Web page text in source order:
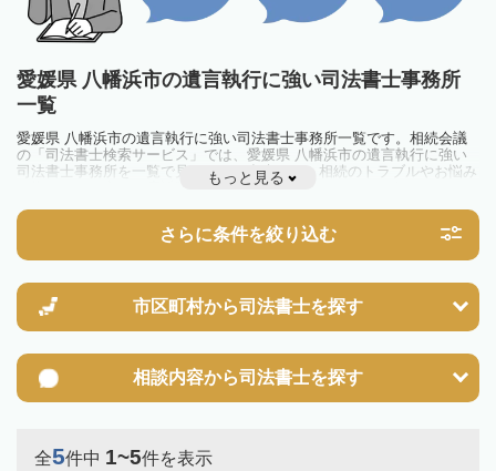
愛媛県 八幡浜市の遺言執行に強い司法書士事務所
一覧
愛媛県 八幡浜市の遺言執行に強い司法書士事務所一覧です。相続会議
の「司法書士検索サービス」では、愛媛県 八幡浜市の遺言執行に強い
司法書士事務所を一覧で見ることが出来ます。相続のトラブルやお悩み
を抱えている方は一度近隣の司法書士に相談してみましょう。
もっと見る
さらに条件を絞り込む
市区町村から司法書士を探す
相談内容から司法書士を探す
全5件中 1~5件を表示